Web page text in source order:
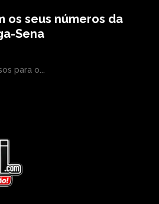
os seus números da
Sena
para o...